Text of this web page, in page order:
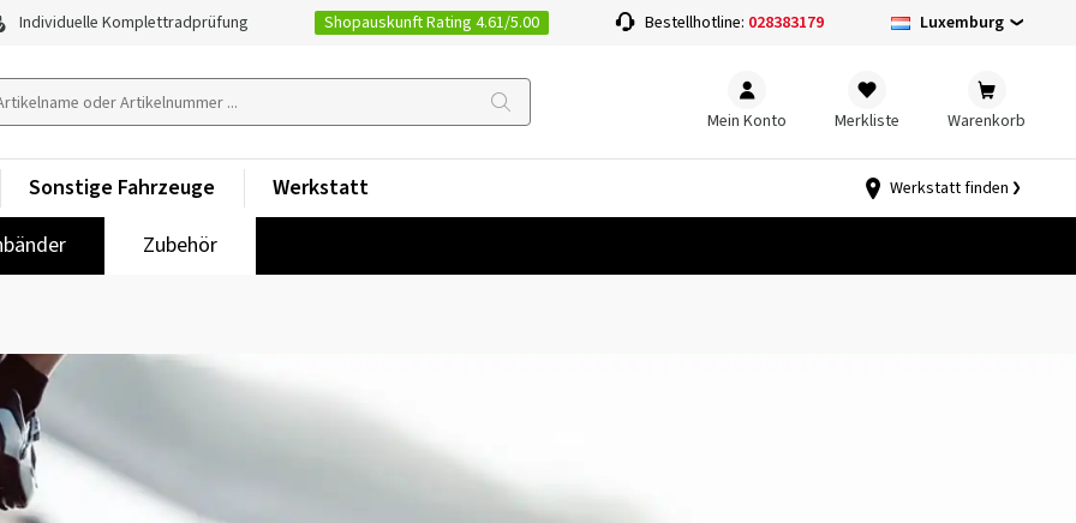
Individuelle Komplettradprüfung Shopauskunft Rating 4.61/5.00 Bestellhotline: 028383179 Luxemburg
Mein Konto Merkliste Warenkorb
Zubehör
Sonstige Fahrzeuge Werkstatt Werkstatt finden